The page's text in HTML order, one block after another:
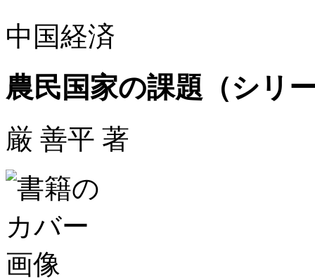
中国経済
農民国家の課題（シリ
厳 善平 著